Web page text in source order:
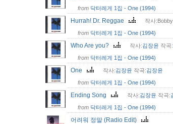
from 닥터레게 1집 - One (1994)
Hurrah! Dr. Reggae 작사
from 닥터레게 1집 - One (1994)
Who Are you? 작사:김장윤 작곡:
from 닥터레게 1집 - One (1994)
One 작사:김장윤 작곡:김장윤
from 닥터레게 1집 - One (1994)
Ending Song 작사:김장윤 작곡:
from 닥터레게 1집 - One (1994)
어려워 정말 (Radio Edit)